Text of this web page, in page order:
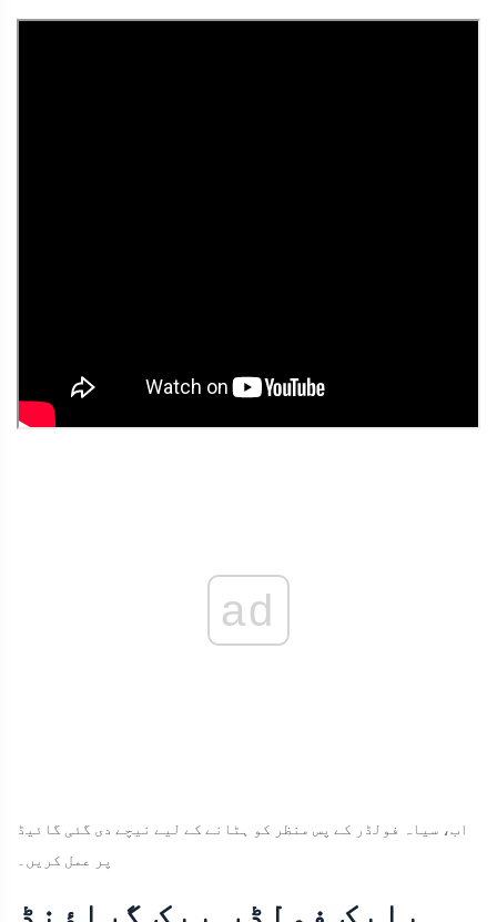
ad
اب، سیاہ فولڈر کے پس منظر کو ہٹانے کے لیے نیچے دی گئی گائیڈ
پر عمل کریں۔